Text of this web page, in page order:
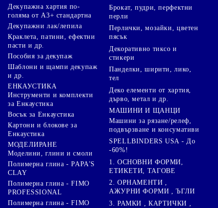
Декупажна хартия по-
голяма от А3+ стандартна
Декупажни лак/лепила
Краклета, патини, ефектни
пасти и др.
Пособия за декупаж
Шаблони и щампи декупаж
и др.
ЕНКАУСТИКА
Инструменти и комплекти
за Енкаустика
Восък за Енкаустика
Картони и блокове за
Енкаустика
МОДЕЛИРАНЕ
Моделини, глини и смоли
Полимерна глина - PAPA'S
CLAY
Полимерна глина - FIMO
PROFESSIONAL
Полимерна глина - FIMO
Брокат, пудри, перфектни
перли
Перлички, мозайки, цветен
пясък
Декоративно тиксо и
стикери
Панделки, ширити, лико,
тел
Деко елементи от хартия,
дърво, метал и др.
МАШИНИ И ЩАНЦИ
Машини за рязане/релеф,
подвързване и консумативи
SPELLBINDERS USA - До
-60%!
1. ОСНОВНИ ФОРМИ,
ЕТИКЕТИ, ТАГОВЕ
2. ОРНАМЕНТИ ,
АЖУРНИ ФОРМИ , ЪГЛИ
3. РАМКИ , КАРТИЧКИ ,